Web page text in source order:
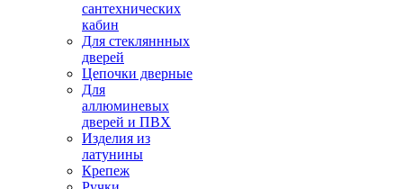
сантехнических
кабин
Для стекляннных
дверей
Цепочки дверные
Для
аллюминевых
дверей и ПВХ
Изделия из
латунины
Крепеж